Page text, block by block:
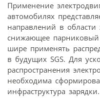
Применение
автомобилях
направлений в
снижающее
шире применять
в будущих SGS. Для
распространения
необходима
инфраструктура